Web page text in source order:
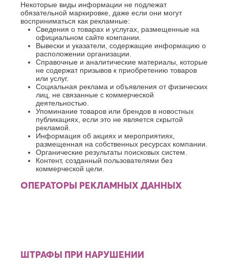
Некоторые виды информации не подлежат
обязательной маркировке, даже если они могут
восприниматься как рекламные:
Сведения о товарах и услугах, размещенные на
официальном сайте компании.
Вывески и указатели, содержащие информацию о
расположении организации.
Справочные и аналитические материалы, которые
не содержат призывов к приобретению товаров
или услуг.
Социальная реклама и объявления от физических
лиц, не связанные с коммерческой
деятельностью.
Упоминание товаров или брендов в новостных
публикациях, если это не является скрытой
рекламой.
Информация об акциях и мероприятиях,
размещенная на собственных ресурсах компании.
Органические результаты поисковых систем.
Контент, созданный пользователями без
коммерческой цели.
ОПЕРАТОРЫ РЕКЛАМНЫХ ДАННЫХ
ШТРАФЫ ПРИ НАРУШЕНИИ